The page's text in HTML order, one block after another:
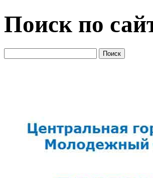
Поиск по